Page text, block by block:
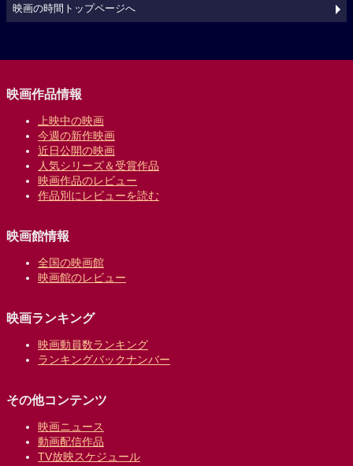
映画の時間トップページへ
映画作品情報
上映中の映画
今週の新作映画
近日公開の映画
人気シリーズ＆受賞作品
映画作品のレビュー
作品別にレビューを読む
映画館情報
全国の映画館
映画館のレビュー
映画ランキング
映画動員数ランキング
ランキングバックナンバー
その他コンテンツ
映画ニュース
動画配信作品
TV放映スケジュール